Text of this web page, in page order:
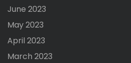
June 2023
May 2023
April 2023
March 2023